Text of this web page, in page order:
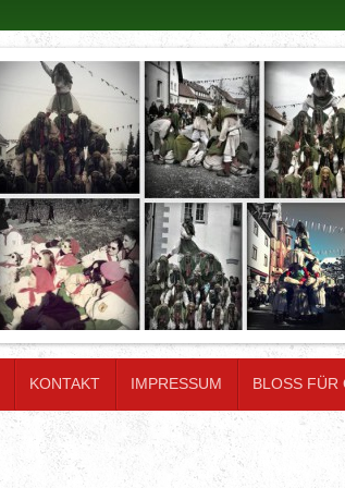
KONTAKT IMPRESSUM BLOSS FÜR